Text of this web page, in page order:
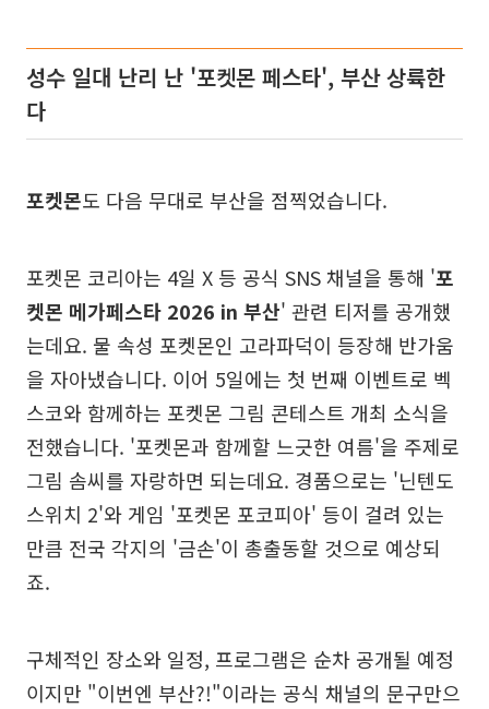
성수 일대 난리 난 '포켓몬 페스타', 부산 상륙한
다
포켓몬도 다음 무대로 부산을 점찍었습니다.
포켓몬 코리아는 4일 X 등 공식 SNS 채널을 통해 '포
켓몬 메가페스타 2026 in 부산' 관련 티저를 공개했
는데요. 물 속성 포켓몬인 고라파덕이 등장해 반가움
을 자아냈습니다. 이어 5일에는 첫 번째 이벤트로 벡
스코와 함께하는 포켓몬 그림 콘테스트 개최 소식을
전했습니다. '포켓몬과 함께할 느긋한 여름'을 주제로
그림 솜씨를 자랑하면 되는데요. 경품으로는 '닌텐도
스위치 2'와 게임 '포켓몬 포코피아' 등이 걸려 있는
만큼 전국 각지의 '금손'이 총출동할 것으로 예상되
죠.
구체적인 장소와 일정, 프로그램은 순차 공개될 예정
이지만 "이번엔 부산?!"이라는 공식 채널의 문구만으